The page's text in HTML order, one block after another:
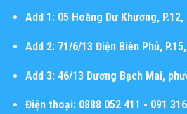
Add 1:05 Hoàng Dư Khương, P.12,
Add 2:71/6/13 Điện Biên Phủ,
Add 3:46/13 Dương Bạch Mai,
Điện thoại:0888 052 411 - 091